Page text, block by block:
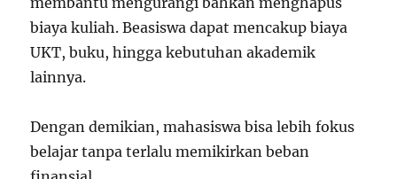
biaya kuliah. Beasiswa dapat mencakup biaya
UKT, buku, hingga kebutuhan akademik
lainnya.
Dengan demikian, mahasiswa bisa lebih fokus
belajar tanpa terlalu memikirkan beban